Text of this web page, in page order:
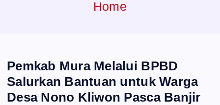
Home
Pemkab Mura Melalui BPBD
Salurkan Bantuan untuk Warga
Desa Nono Kliwon Pasca Banjir